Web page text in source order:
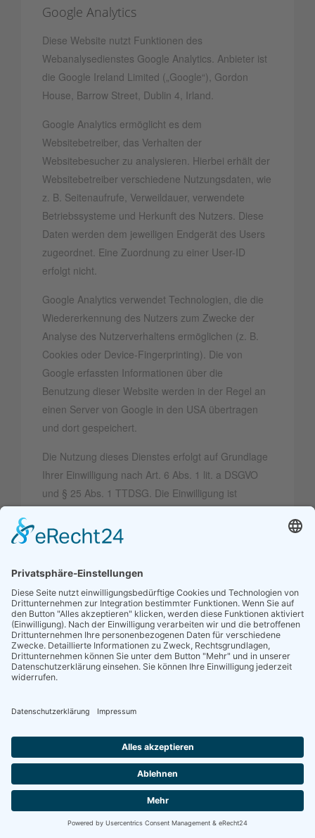
Google Analytics
Diese Website nutzt Funktionen des
Webanalysedienstes Google Analytics. Anbieter ist
die Google Ireland Limited („Google“), Gordon
House, Barrow Street, Dublin 4, Irland.
Google Analytics ermöglicht es dem
Websitebetreiber, das Verhalten der
Websitebesucher zu analysieren. Hierbei erhält der
Websitebetreiber verschiedene Nutzungsdaten, wie
z. B. Seitenaufrufe, Verweildauer, verwendete
Betriebssysteme und Herkunft des Nutzers. Diese
Daten werden dem jeweiligen Endgerät des Users
zugeordnet. Eine Zuordnung zu einer User-ID
erfolgt nicht.
Google Analytics verwendet Technologien, die die
Wiedererkennung des Nutzers zum Zwecke der
Analyse des Nutzerverhaltens ermöglichen (z. B.
Cookies oder Device-Fingerprinting). Die von
Google erfassten Informationen über die
Benutzung dieser Website werden in der Regel an
einen Server von Google in den USA übertragen
und dort gespeichert.
Die Nutzung dieses Dienstes erfolgt auf Grundlage
Ihrer Einwilligung nach Art. 6 Abs. 1 lit. a DSGVO
und § 25 Abs. 1 TTDSG. Die Einwilligung ist
Die Datenübertragung in die USA wird auf die
gestützt. Details finden Sie hier:
https://privacy.google.com/businesses/controllerterms/mccs/
IP Anonymisierung
Wir haben auf dieser Website die Funktion IP-
Anonymisierung aktiviert. Dadurch wird Ihre IP-
der Europäischen Union oder in anderen
Europäischen Wirtschaftsraum vor der Übermittlung
in die USA gekürzt. Nur in Ausnahmefällen wird die
volle IP-Adresse an einen Server von Google in den
USA übertragen und dort gekürzt. Im Auftrag des
Betreibers dieser Website wird Google diese